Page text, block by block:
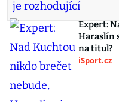
Expert:
Haraslín
na titul?
iSport.cz